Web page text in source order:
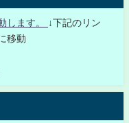
します。
↓下記のリン
移動